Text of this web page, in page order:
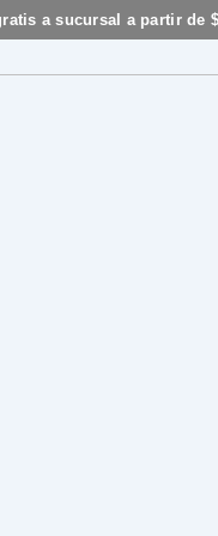
a sucursal a partir de